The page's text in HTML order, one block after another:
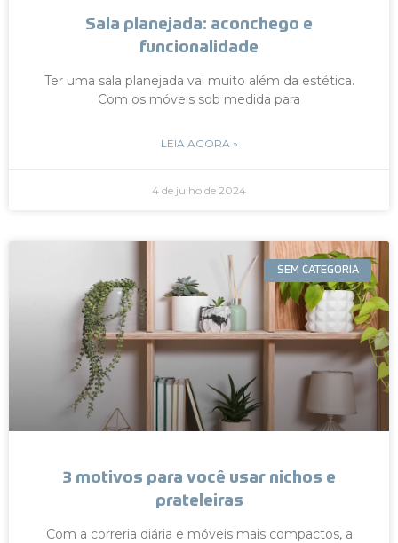
Sala planejada: aconchego e
funcionalidade
Ter uma sala planejada vai muito além da estética.
Com os móveis sob medida para
LEIA AGORA »
4 de julho de 2024
SEM CATEGORIA
3 motivos para você usar nichos e
prateleiras
Com a correria diária e móveis mais compactos, a